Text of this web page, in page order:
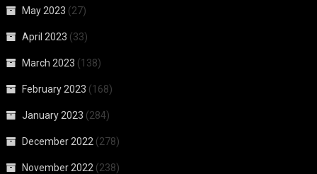
May 2023 (27)
April 2023 (33)
March 2023 (138)
February 2023 (168)
January 2023 (284)
December 2022 (278)
November 2022 (238)